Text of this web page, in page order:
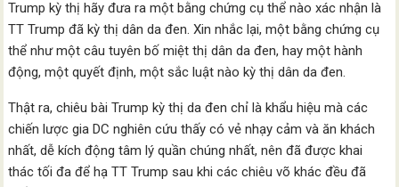
Trump kỳ thị hãy đưa ra một bằng chứng cụ thể nào xác nhận là
TT Trump đã kỳ thị dân da đen. Xin nhắc lại, một bằng chứng cụ
thể như một câu tuyên bố miệt thị dân da đen, hay một hành
động, một quyết định, một sắc luật nào kỳ thị dân da đen.
Thật ra, chiêu bài Trump kỳ thị da đen chỉ là khẩu hiệu mà các
chiến lược gia DC nghiên cứu thấy có vẻ nhạy cảm và ăn khách
nhất, dễ kích động tâm lý quần chúng nhất, nên đã được khai
thác tối đa để hạ TT Trump sau khi các chiêu võ khác đều đã